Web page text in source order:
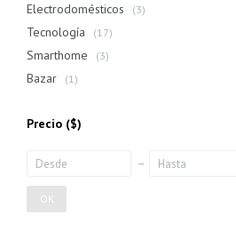
Electrodomésticos (3)
Tecnología (17)
Smarthome (3)
Bazar (1)
Precio ($)
OK